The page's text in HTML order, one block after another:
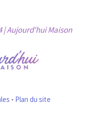
| Aujourd'hui Maison
- Plan du site